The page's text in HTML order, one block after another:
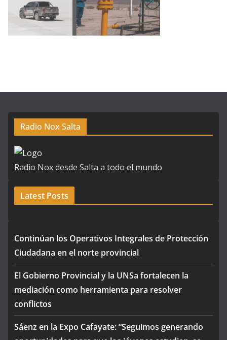
Radio Nox Salta
Radio Nox desde Salta a todo el mundo
Latest Posts
Continúan los Operativos Integrales de Protección
Ciudadana en el norte provincial
El Gobierno Provincial y la UNSa fortalecen la
mediación como herramienta para resolver
conflictos
Sáenz en la Expo Cafayate: “Seguimos generando